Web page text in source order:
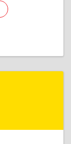
Рутсофт
г,